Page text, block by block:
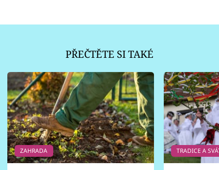
PŘEČTĚTE SI TAKÉ
ZAHRADA TRADICE A